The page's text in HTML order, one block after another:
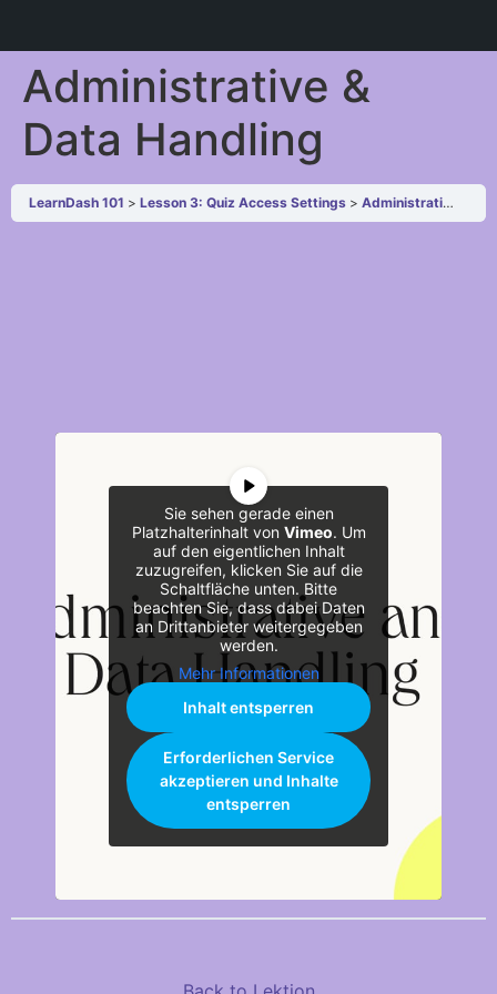
Administrative &
Data Handling
LearnDash 101 Lesson 3: Quiz Access Settings Administrative & Data Handling
Sie sehen gerade einen
Platzhalterinhalt von Vimeo. Um
auf den eigentlichen Inhalt
zuzugreifen, klicken Sie auf die
Schaltfläche unten. Bitte
beachten Sie, dass dabei Daten
an Drittanbieter weitergegeben
werden.
Mehr Informationen
Inhalt entsperren
Erforderlichen Service
akzeptieren und Inhalte
entsperren